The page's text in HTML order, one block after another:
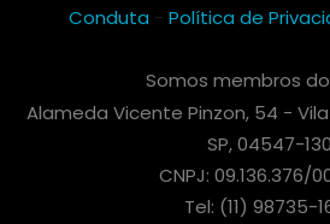
Conduta - Política de
Somos membros do
Alameda Vicente Pinzon, 54 -
SP, 04547-130
CNPJ: 09.136.376/
Tel: (11) 98735-